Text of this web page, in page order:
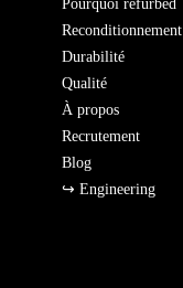
Pourquoi refurbed
Reconditionnement
Durabilité
Qualité
À propos
Recrutement
Blog
↪ Engineering